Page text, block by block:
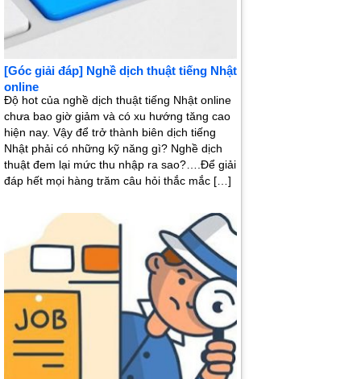
[Góc giải đáp] Nghề dịch thuật tiếng Nhật
online
Độ hot của nghề dịch thuật tiếng Nhật online
chưa bao giờ giảm và có xu hướng tăng cao
hiện nay. Vậy để trở thành biên dịch tiếng
Nhật phải có những kỹ năng gì? Nghề dịch
thuật đem lại mức thu nhập ra sao?….Để giải
đáp hết mọi hàng trăm câu hỏi thắc mắc […]